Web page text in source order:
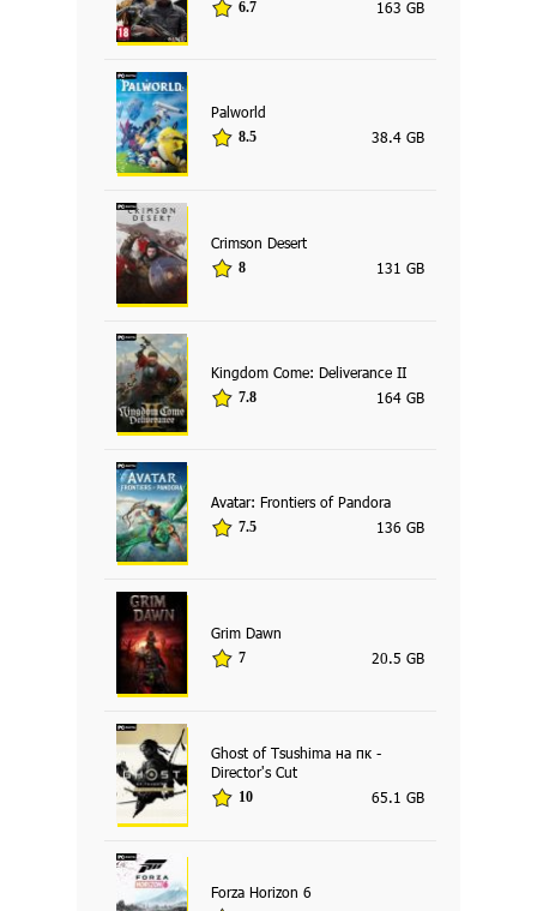
6.7 163 GB
Palworld
8.5 38.4 GB
Crimson Desert
8 131 GB
Kingdom Come: Deliverance II
7.8 164 GB
Avatar: Frontiers of Pandora
7.5 136 GB
Grim Dawn
7 20.5 GB
Ghost of Tsushima на пк -
Director's Cut
10 65.1 GB
Forza Horizon 6